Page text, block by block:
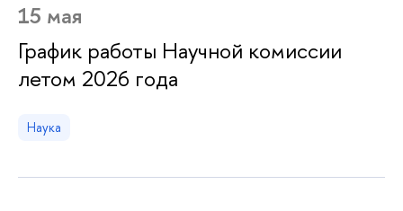
15 мая
График работы Научной комиссии
летом 2026 года
Наука